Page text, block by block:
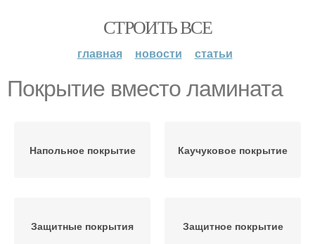
СТРОИТЬ ВСЕ
главная новости статьи
Покрытие вместо ламината
Напольное покрытие Каучуковое покрытие
Защитные покрытия Защитное покрытие